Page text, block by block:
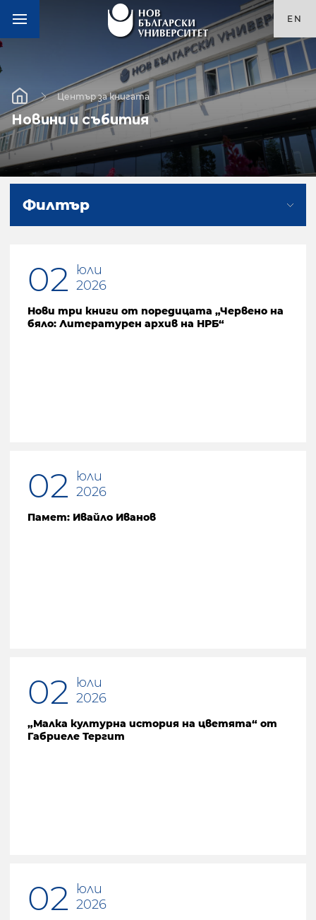
EN
Център за книгата
Новини и събития
Филтър
02
юли
2026
Нови три книги от поредицата „Червено на
бяло: Литературен архив на НРБ“
02
юли
2026
Памет: Ивайло Иванов
02
юли
2026
„Малка културна история на цветята“ от
Габриеле Тергит
02
юли
2026